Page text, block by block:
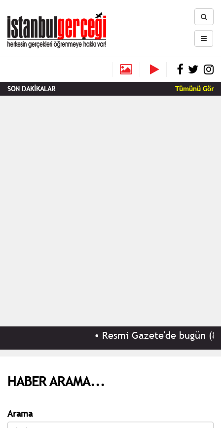
SON DAKİKALAR Tümünü Gör
•Resmi Gazete'de bugün (8
HABER ARAMA...
Arama